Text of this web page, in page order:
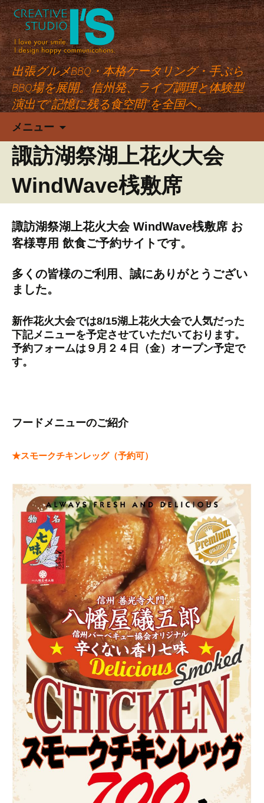
出張グルメBBQ・本格ケータリング・手ぶら
BBQ場を展開。信州発、ライブ調理と体験型
演出で“記憶に残る食空間”を全国へ。
メニュー
テ
ン
ツ
へ
キ
ッ
プ
諏訪湖祭湖上花火大会
WindWave桟敷席
諏訪湖祭湖上花火大会 WindWave桟敷席 お
客様専用 飲食ご予約サイトです。
多くの皆様のご利用、誠にありがとうござい
ました。
新作花火大会では8/15湖上花火大会で人気だった
下記メニューを予定させていただいております。
予約フォームは９月２４日（金）オープン予定で
す。
フードメニューのご紹介
★スモークチキンレッグ（予約可）